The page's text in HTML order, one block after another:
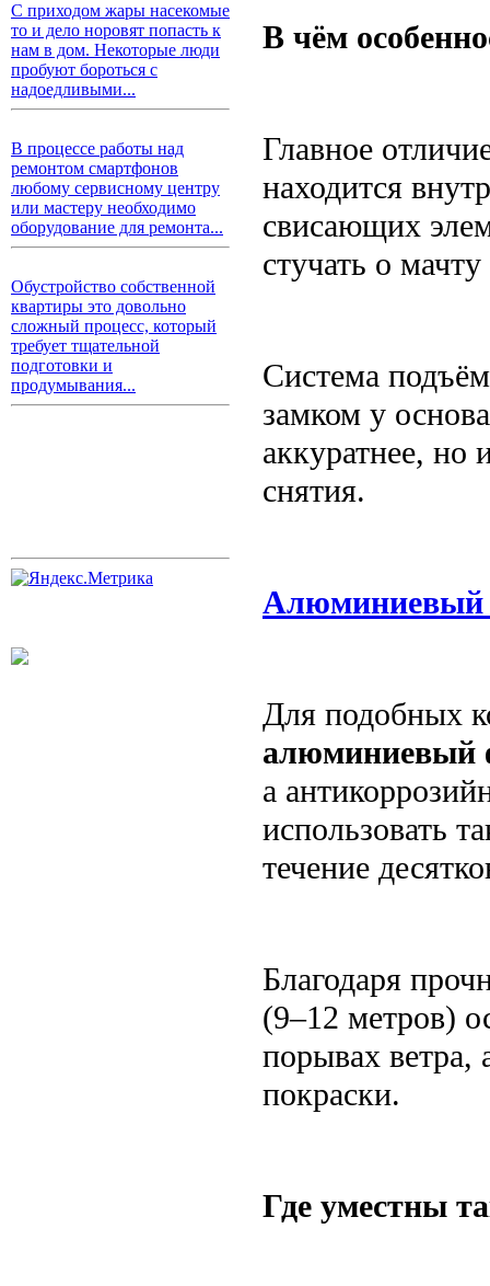
С приходом жары насекомые
то и дело норовят попасть к
нам в дом. Некоторые люди
пробуют бороться с
надоедливыми...
В процессе работы над
ремонтом смартфонов
любому сервисному центру
или мастеру необходимо
оборудование для ремонта...
Обустройство собственной
квартиры это довольно
сложный процесс, который
требует тщательной
подготовки и
продумывания...
В чём
Главное
находится
свисающих
стучать о
Система
замком у
аккуратнее, но
снятия.
Алюминиевый
Для подобных
алюминиевый
а
использовать
течение
Благодаря
(9–12 метров)
порывах ветра,
покраски.
Где уместны